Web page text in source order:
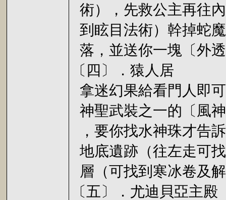
術），先救公主再往
到眩目法術）幹掉蛇
落，並送你一塊〔外
〔四〕．猿人居
拿迷幻果給看門人即
神聖武裝之一的〔風
，要你找水神珠才告
地底遺跡（往左走可
層（可找到寒冰卷及
〔五〕．尤迪貝亞主殿